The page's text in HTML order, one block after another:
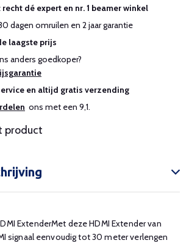
dé expert en nr. 1 beamer winkel
dagen omruilen en 2 jaar garantie
laagste prijs
anders goedkoper?
en altijd gratis verzending
ons met een 9,1.
product
ExtenderMet deze HDMI Extender van
signaal eenvoudig tot 30 meter verlengen